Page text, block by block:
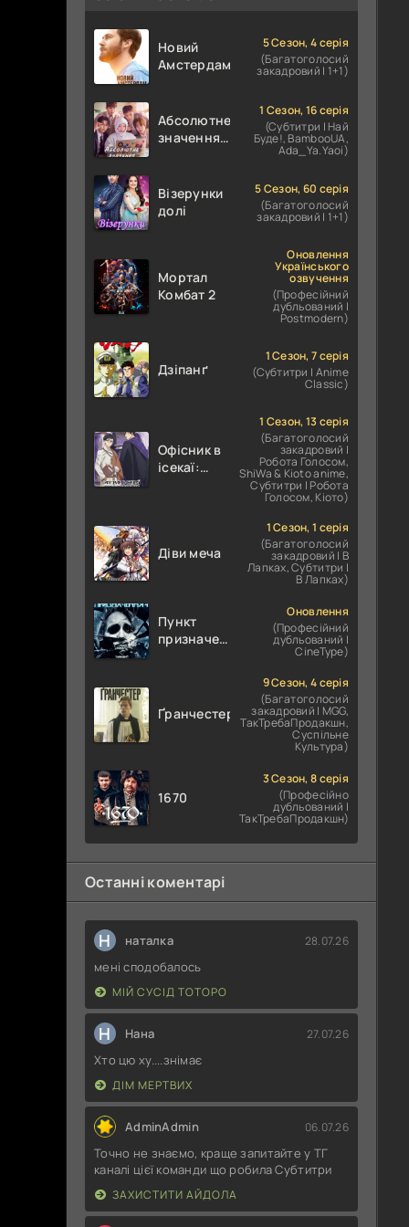
Новий
Амстердам
5 Сезон, 4 серія
(Багатоголосий
закадровий | 1+1)
Абсолютне
значення
значення
романтики
1 Сезон, 16 серія
(Субтитри | Най
Буде!, BambooUA,
Ada_Ya.Yaoi)
Візерунки
долі
5 Сезон, 60 серія
(Багатоголосий
закадровий | 1+1)
Мортал
Комбат 2
Оновлення
Українського
озвучення
(Професійний
дубльований |
Postmodern)
Дзіпанґ
1 Сезон, 7 серія
(Субтитри | Anime
Classic)
Офісник в
ісекаї:
від
Корпоративного
1 Сезон, 13 серія
(Багатоголосий
закадровий |
Робота Голосом,
ShiWa & Kioto anime,
Субтитри | Робота
Голосом, Кіото)
Діви меча
1 Сезон, 1 серія
(Багатоголосий
закадровий | В
Лапках, Субтитри |
В Лапках)
Пункт
призначення
Оновлення
(Професійний
дубльований |
CineType)
Ґранчестер
9 Сезон, 4 серія
(Багатоголосий
закадровий | MGG,
ТакТребаПродакшн,
Суспільне
Культура)
1670
3 Сезон, 8 серія
(Професійно
дубльований |
ТакТребаПродакшн)
Останні коментарі
Н наталка 28.07.26
мені сподобалось
МІЙ СУСІД ТОТОРО
Н Нана 27.07.26
Хто цю ху....знімає
ДІМ МЕРТВИХ
AdminAdmin 06.07.26
Точно не знаємо, краще запитайте у ТГ
каналі цієї команди що робила Субтитри
ЗАХИСТИТИ АЙДОЛА